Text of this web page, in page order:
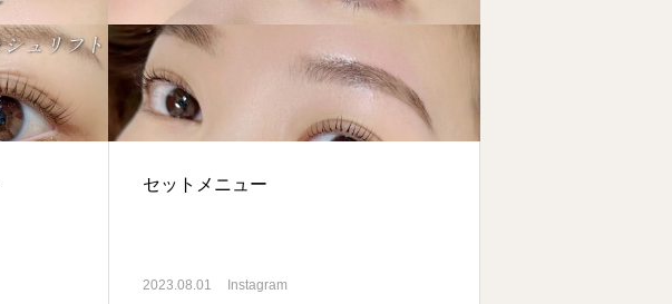
セットメニュー
2023.08.01 Instagram